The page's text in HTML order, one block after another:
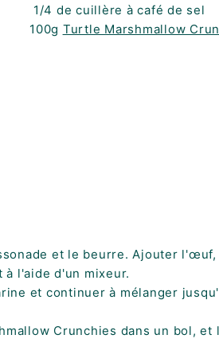
1/4 de cuillère à café de sel
100g Turtle Marshmallow
et le beurre. Ajouter
l'aide d'un mixeur.
et continuer à mélanger
Crunchies dans un bol,